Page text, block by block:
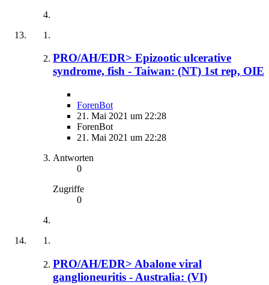
PRO/AH/EDR> Epizootic ulcerative
syndrome, fish - Taiwan: (NT) 1st rep, OIE
ForenBot
21. Mai 2021 um 22:28
ForenBot
21. Mai 2021 um 22:28
Antworten
0
Zugriffe
0
PRO/AH/EDR> Abalone viral
ganglioneuritis - Australia: (VI)